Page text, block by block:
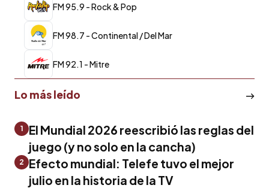
FM 95.9 - Rock & Pop
FM 98.7 - Continental / Del Mar
FM 92.1 - Mitre
Lo más leído
1
El Mundial 2026 reescribió las reglas del
juego (y no solo en la cancha)
2
Efecto mundial: Telefe tuvo el mejor
julio en la historia de la TV